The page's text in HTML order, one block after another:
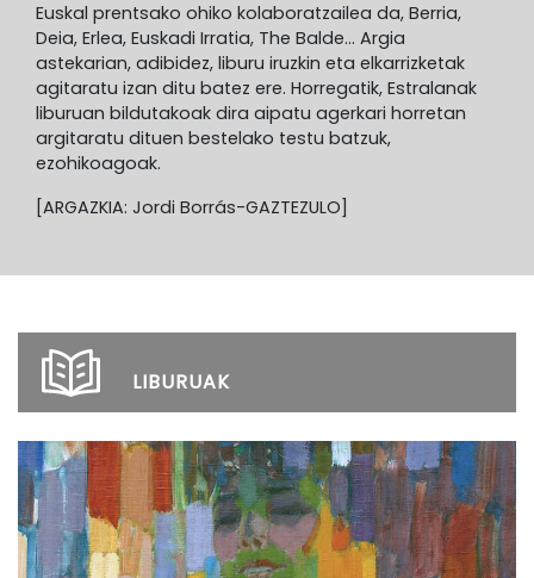
Euskal prentsako ohiko kolaboratzailea da, Berria,
Deia, Erlea, Euskadi Irratia, The Balde… Argia
astekarian, adibidez, liburu iruzkin eta elkarrizketak
agitaratu izan ditu batez ere. Horregatik, Estralanak
liburuan bildutakoak dira aipatu agerkari horretan
argitaratu dituen bestelako testu batzuk,
ezohikoagoak.
[ARGAZKIA: Jordi Borrás-GAZTEZULO]
LIBURUAK